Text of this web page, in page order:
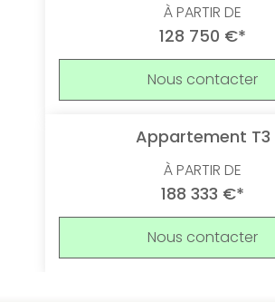
À PARTIR DE
128 750 €*
Nous contacter
Appartement T3
À PARTIR DE
188 333 €*
Nous contacter